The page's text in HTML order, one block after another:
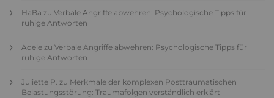
HaBa zu Verbale Angriffe abwehren: Psychologische Tipps für
ruhige Antworten
Adele zu Verbale Angriffe abwehren: Psychologische Tipps für
ruhige Antworten
Juliette P. zu Merkmale der komplexen Posttraumatischen
Belastungsstörung: Traumafolgen verständlich erklärt